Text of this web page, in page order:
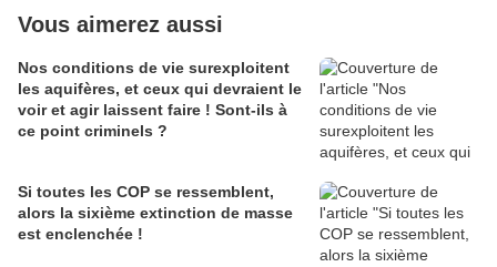
Vous aimerez aussi
Nos conditions de vie surexploitent
les aquifères, et ceux qui devraient le
voir et agir laissent faire ! Sont-ils à
ce point criminels ?
Si toutes les COP se ressemblent,
alors la sixième extinction de masse
est enclenchée !